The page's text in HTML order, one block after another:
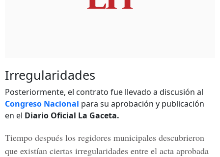
Irregularidades
Posteriormente, el contrato fue llevado a discusión al
Congreso Nacional para su aprobación y publicación
en el Diario Oficial La Gaceta.
Tiempo después los regidores municipales descubrieron
que existían ciertas irregularidades entre el acta aprobada